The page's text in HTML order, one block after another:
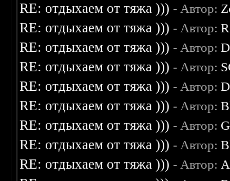
RE: отдыхаем от тяжа ))) - Автор:
RE: отдыхаем от тяжа ))) - Автор:
RE: отдыхаем от тяжа ))) - Автор:
RE: отдыхаем от тяжа ))) - Автор:
RE: отдыхаем от тяжа ))) - Автор:
RE: отдыхаем от тяжа ))) - Автор:
RE: отдыхаем от тяжа ))) - Автор:
RE: отдыхаем от тяжа ))) - Автор:
RE: отдыхаем от тяжа ))) - Автор: